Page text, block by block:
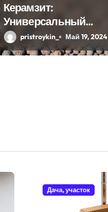
Керамзит:
Универсальный
строительный
материал
pristroykin_ Май 19, 2024
Дача, участок